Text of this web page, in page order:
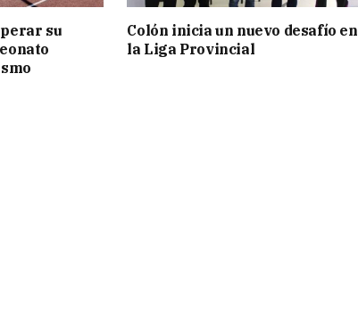
su
Colón inicia un nuevo desafío en
la Liga Provincial